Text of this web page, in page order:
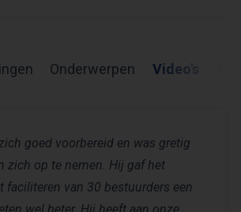
Onderwerpen Video's
goed voorbereid en was gretig
zich op te nemen. Hij gaf het
faciliteren van 30 bestuurders een